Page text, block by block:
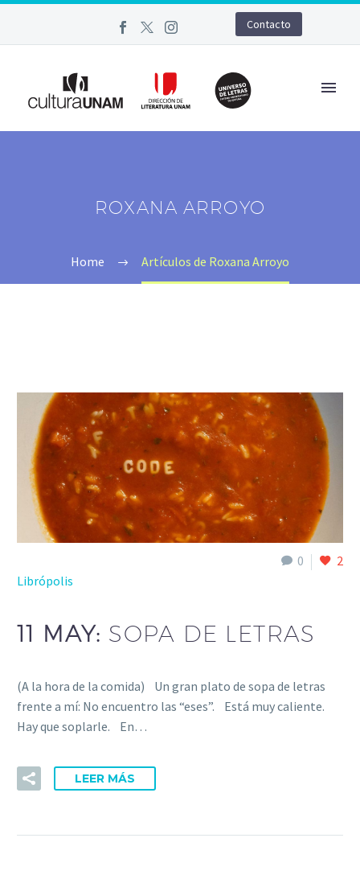
Contacto
ROXANA ARROYO
Home Artículos de Roxana Arroyo
0
2
Librópolis
11 MAY: SOPA DE LETRAS
(A la hora de la comida) Un gran plato de sopa de letras
frente a mí: No encuentro las “eses”. Está muy caliente.
Hay que soplarle. En…
LEER MÁS